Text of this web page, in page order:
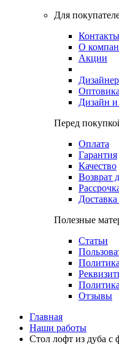
Для
Контакты
О
Акции
Дизайн и
Перед
Оплата
Гарантия
Качество
Возврат
Полезные
Статьи
Отзывы
Главная
Наши работы
Стол лофт из дуба с